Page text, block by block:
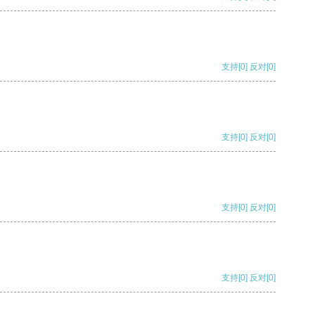
支持[0] 反对[0]
支持[0] 反对[0]
支持[0] 反对[0]
支持[0] 反对[0]